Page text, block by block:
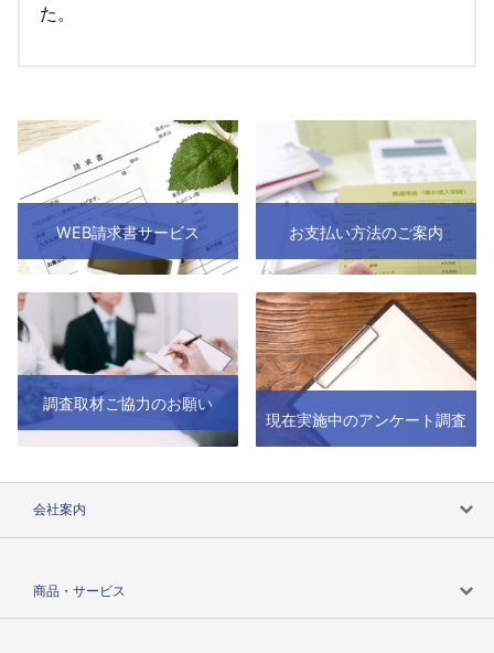
た。
WEB請求書サービス お支払い方法のご案内
調査取材ご協力のお願い
現在実施中のアンケート調査
会社案内
商品・サービス